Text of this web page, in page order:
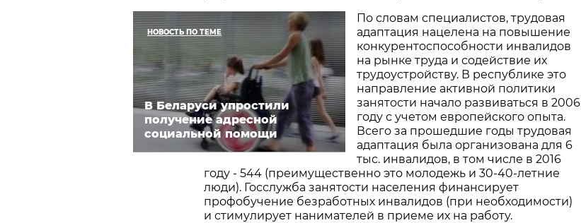
НОВОСТЬ ПО ТЕМЕ
В Беларуси упростили
получение адресной
социальной помощи
По словам специалистов, трудовая
адаптация нацелена на повышение
конкурентоспособности инвалидов
на рынке труда и содействие их
трудоустройству. В республике это
направление активной политики
занятости начало развиваться в 2006
году с учетом европейского опыта.
Всего за прошедшие годы трудовая
адаптация была организована для 6
тыс. инвалидов, в том числе в 2016
году - 544 (преимущественно это молодежь и 30-40-летние
люди). Госслужба занятости населения финансирует
профобучение безработных инвалидов (при необходимости)
и стимулирует нанимателей в приеме их на работу.